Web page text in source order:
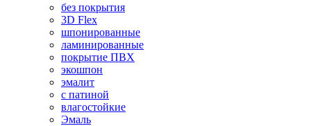
без покрытия
3D Flex
шпонированные
ламинированные
покрытие ПВХ
экошпон
эмалит
с патиной
влагостойкие
Эмаль